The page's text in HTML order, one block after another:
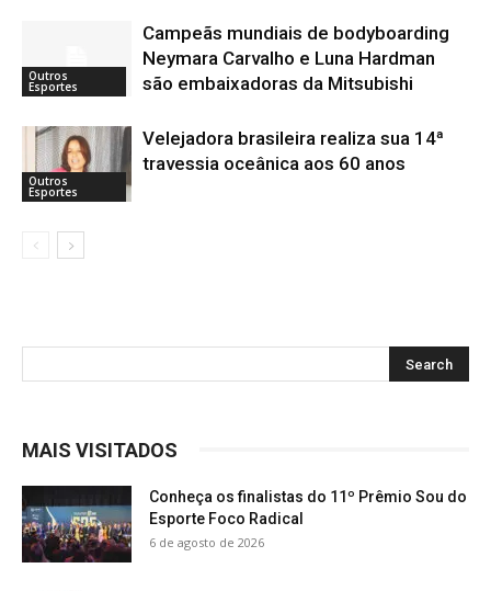
Outros
Esportes
Campeãs mundiais de bodyboarding
Neymara Carvalho e Luna Hardman
são embaixadoras da Mitsubishi
Outros
Esportes
Velejadora brasileira realiza sua 14ª
travessia oceânica aos 60 anos
MAIS VISITADOS
Conheça os finalistas do 11º Prêmio Sou do
Esporte Foco Radical
6 de agosto de 2026